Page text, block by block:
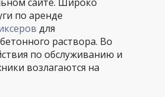
по аренде
для
раствора. Во
по обслуживанию и
возлагаются на